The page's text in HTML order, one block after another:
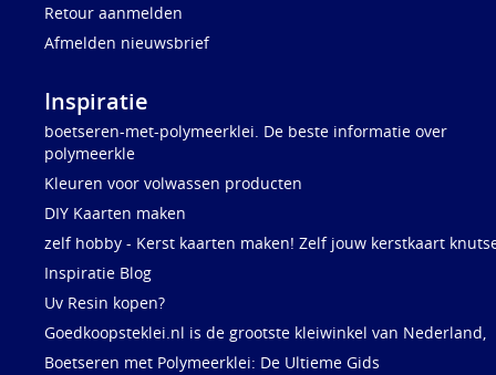
Retour aanmelden
Afmelden nieuwsbrief
Inspiratie
boetseren-met-polymeerklei. De beste informatie over
polymeerkle
Kleuren voor volwassen producten
DIY Kaarten maken
zelf hobby - Kerst kaarten maken! Zelf jouw kerstkaart
Inspiratie Blog
Uv Resin kopen?
Goedkoopsteklei.nl is de grootste kleiwinkel van Nederland,
Boetseren met Polymeerklei: De Ultieme Gids